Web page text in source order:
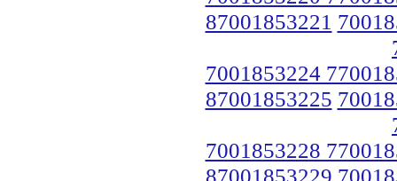
87001853221
7001853224
87001853225
7001853228
87001853229